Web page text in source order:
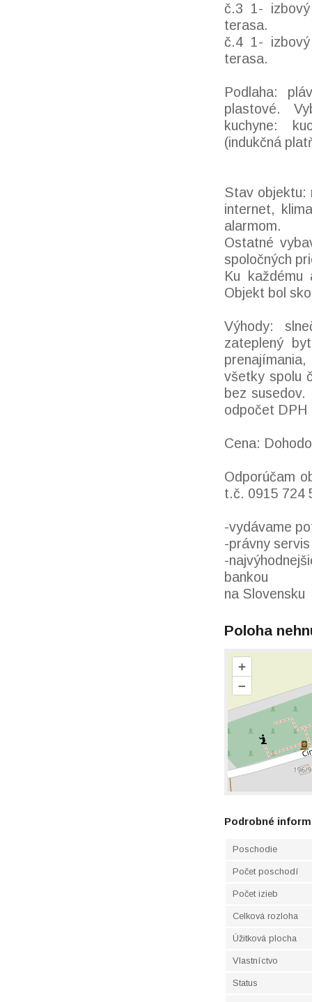
č.3 1-
terasa.
č.4 1-
terasa.
Podlaha:
plastové.
kuchyne:
(indukčná
Stav objektu:
internet,
alarmom.
Ostatné
spoločných
Ku každému
Objekt bol
Výhody:
zateplený
všetky spolu
bez
odpočet DPH
Cena:
Odporúčam
t.č. 0915 724
-vydávame
-právny servis
-
bankou
na Slovensku
Poloha
+
–
Podrobné
Poschodie
Počet poschodí
Počet izieb
Celková rozloha
Úžitková plocha
Vlastníctvo
Status